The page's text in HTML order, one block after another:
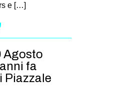
e […]
Agosto
fa
Piazzale